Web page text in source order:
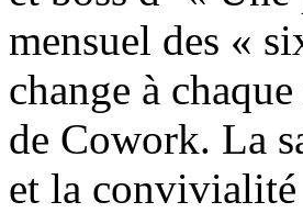
mensuel des «
change à
de Cowork. La
et la convivialité